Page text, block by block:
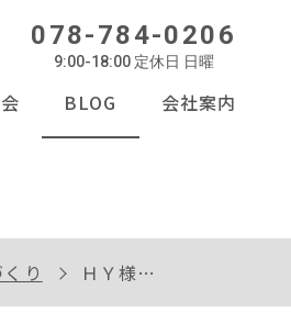
BLOG 会社案内
078-784-0206
9:00-18:00 定休日 日曜
り ＨＹ様邸造作工事